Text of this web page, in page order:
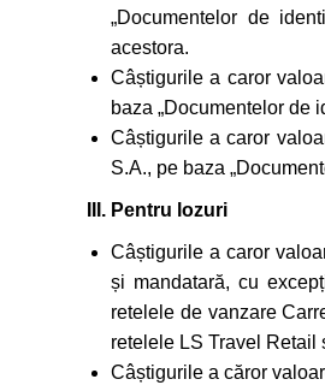
„Documentelor de
acestora.
Câștigurile a caror
baza „Documentelor de
Câștigurile a caror
S.A., pe baza
III. Pentru lozuri
Câștigurile a caror
și mandatară, cu
retelele de vanzare
retelele LS Travel Retail
Câștigurile a căror